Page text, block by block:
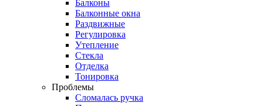
Балконы
Балконные окна
Раздвижные
Регулировка
Утепление
Стекла
Отделка
Тонировка
Проблемы
Сломалась ручка